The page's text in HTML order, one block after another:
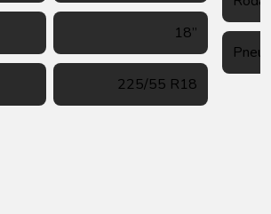
18’’
225/55 R18
Pneu